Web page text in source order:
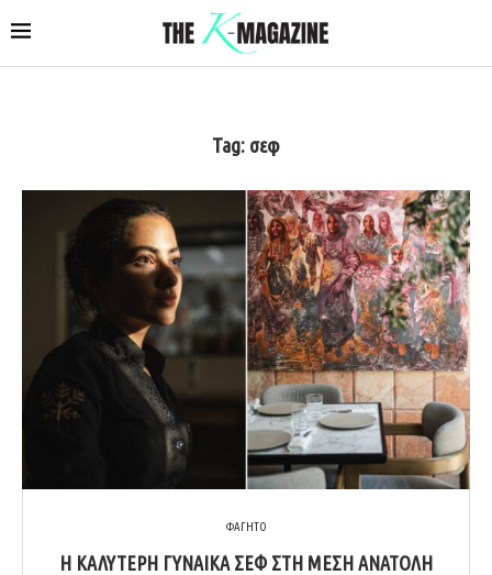
Tag: σεφ
ΦΑΓΗΤΟ
H ΚΑΛΎΤΕΡΗ ΓΥΝΑΊΚΑ ΣΕΦ ΣΤΗ ΜΈΣΗ ΑΝΑΤΟΛΉ